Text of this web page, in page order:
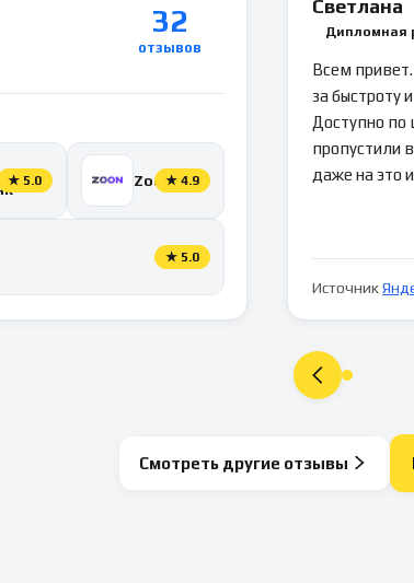
32
отзывов
★ 5.0 Zoon★4.9
★ 5.0
Светлана
Дипломная
Всем
за быстроту
Доступно по
пропустили
даже на это
Источник
Смотреть другие отзывы